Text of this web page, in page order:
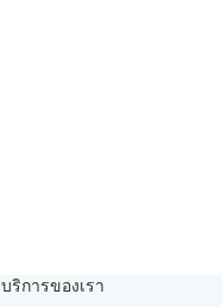
บริการของเรา